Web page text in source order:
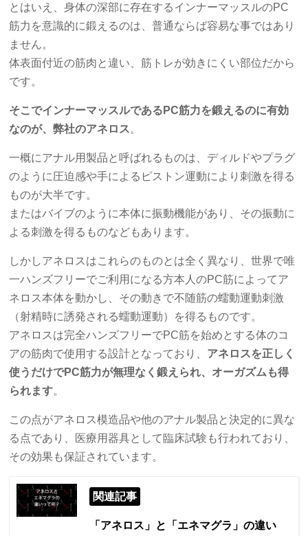
とはいえ、身体の深部に存在するインナーマッスルのPC
筋力を意識的に鍛えるのは、普通ならば容易な事ではあり
ません。
体表面付近の筋肉と違い、筋トレが効きにくい部位だから
です。
そこでインナーマッスルであるPC筋力を鍛えるのに有効
なのが、弊社のアネロス。
一概にアナル用製品と呼ばれるものは、ディルドやプラグ
のように圧迫感や手によるピストン運動により刺激を得る
ものが大半です。
またはバイブのように本体に振動機能があり、その振動に
よる刺激を得るものなどもあります。
しかしアネロスはこれらのものとは全く異なり、世界で唯
一ハンズフリーでご利用になる方本人のPC筋によってア
ネロス本体を動かし、その動きで不随筋の蠕動運動刺激
（射精時に誘発される蠕動運動）を得るものです。
アネロスは完全ハンズフリーでPC筋を始めとする体のコ
アの筋肉で使用する設計となっており、 アネロスを正しく
使うだけでPC筋力が無理なく鍛えられ、オーガズムも得
られます。
この点がアネロス模造品や他のアナル製品と決定的に異な
る点であり、医療用器具として臨床試験も行われており、
その効果も保証されています。
関連記事
「アネロス」と「エネマグラ」の違い